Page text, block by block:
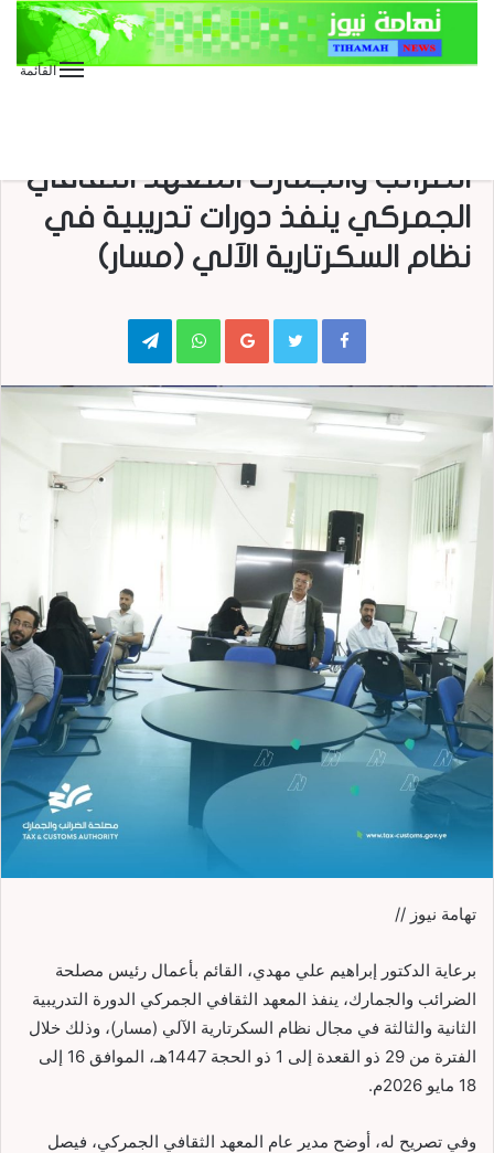
القائمة
الضرائب والجمارك المعهد الثقافي
الجمركي ينفذ دورات تدريبية في
نظام السكرتارية الآلي (مسار)
Google+
WhatsApp
Telegram
تهامة نيوز //
برعاية الدكتور إبراهيم علي مهدي، القائم بأعمال رئيس مصلحة
الضرائب والجمارك، ينفذ المعهد الثقافي الجمركي الدورة التدريبية
الثانية والثالثة في مجال نظام السكرتارية الآلي (مسار)، وذلك خلال
الفترة من 29 ذو القعدة إلى 1 ذو الحجة 1447هـ، الموافق 16 إلى
18 مايو 2026م.
وفي تصريح له، أوضح مدير عام المعهد الثقافي الجمركي، فيصل